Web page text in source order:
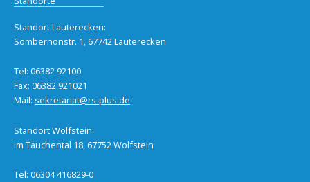
Standort Lauterecken:
Sombernonstr. 1, 67742 Lauterecken
Tel: 06382 92100
Fax: 06382 921021
Mail: sekretariat@rs-plus.de
Standort Wolfstein:
Im Tauchental 18, 67752 Wolfstein
Tel: 06304 416829-0